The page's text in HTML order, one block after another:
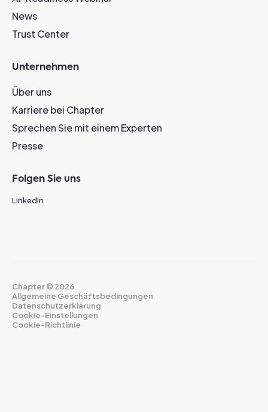
News
Trust Center
Unternehmen
Über uns
Karriere bei Chapter
Sprechen Sie mit einem Experten
Presse
Folgen Sie uns
LinkedIn
Chapter © 2026
Allgemeine Geschäftsbedingungen
Datenschutzerklärung
Cookie-Einstellungen
Cookie-Richtlinie